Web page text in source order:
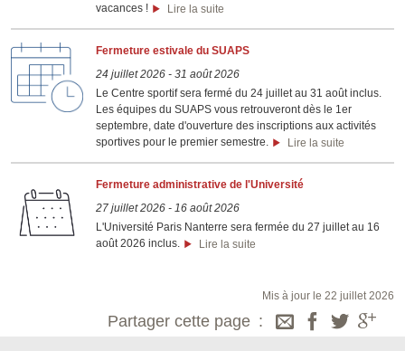
vacances !
Lire la suite
Fermeture estivale du SUAPS
24 juillet 2026 - 31 août 2026
Le Centre sportif sera fermé du 24 juillet au 31 août inclus.
Les équipes du SUAPS vous retrouveront dès le 1er
septembre, date d'ouverture des inscriptions aux activités
sportives pour le premier semestre.
Lire la suite
Fermeture administrative de l'Université
27 juillet 2026 - 16 août 2026
L'Université Paris Nanterre sera fermée du 27 juillet au 16
août 2026 inclus.
Lire la suite
Mis à jour le 22 juillet 2026
Partager cette page